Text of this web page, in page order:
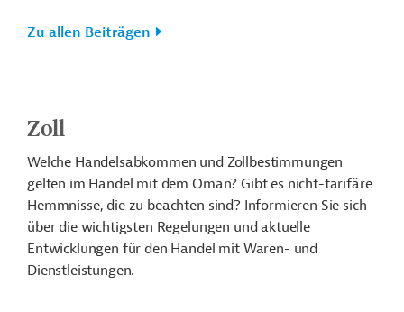
Zu allen Beiträgen
Zoll
Welche Handelsabkommen und Zollbestimmungen
gelten im Handel mit dem Oman? Gibt es nicht-tarifäre
Hemmnisse, die zu beachten sind? Informieren Sie sich
über die wichtigsten Regelungen und aktuelle
Entwicklungen für den Handel mit Waren- und
Dienstleistungen.